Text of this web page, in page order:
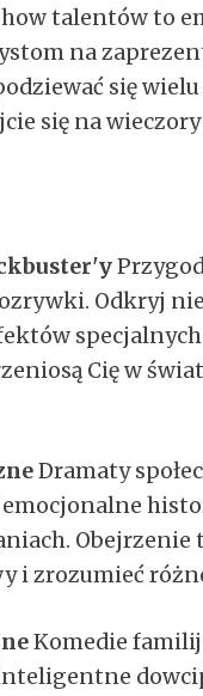
talentów to
na
się
się na
Odkryj
Cię w
Dramaty
Obejrzenie
i zrozumieć
Komedie